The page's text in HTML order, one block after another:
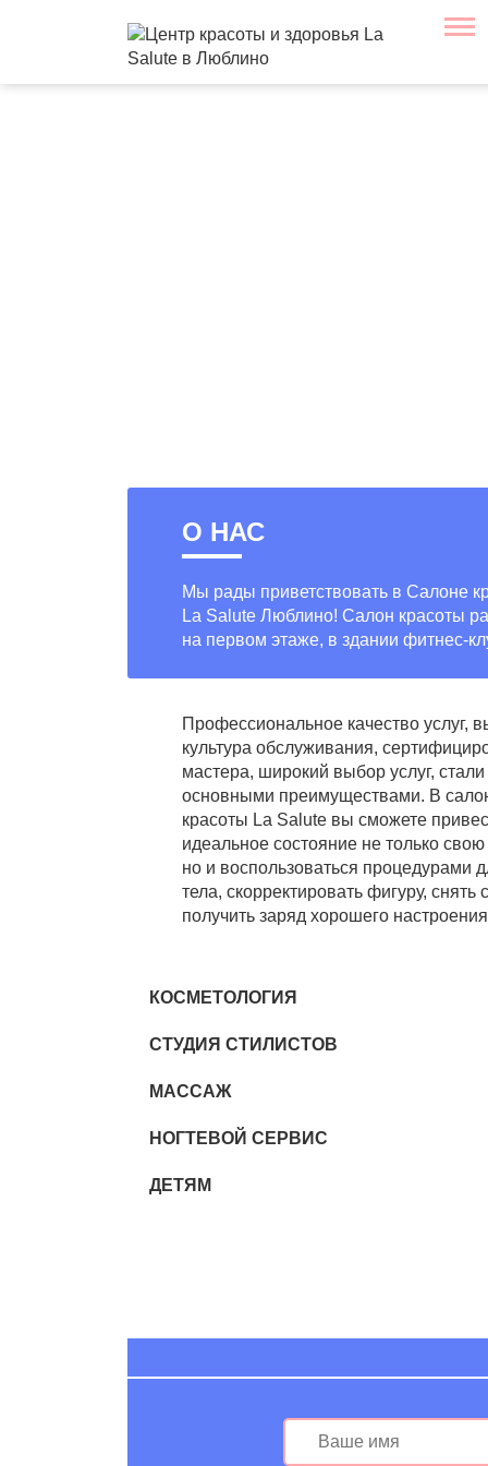
О НАС
Мы рады приветствовать в Салоне
La Salute Люблино! Салон красоты
на первом этаже, в здании фитнес-
Профессиональное качество услуг,
культура обслуживания,
мастера, широкий выбор услуг,
основными преимуществами. В
красоты La Salute вы сможете
идеальное состояние не только свою
но и воспользоваться процедурами
тела, скорректировать фигуру, снять
получить заряд хорошего
КОСМЕТОЛОГИЯ
СТУДИЯ СТИЛИСТОВ
МАССАЖ
НОГТЕВОЙ СЕРВИС
ДЕТЯМ